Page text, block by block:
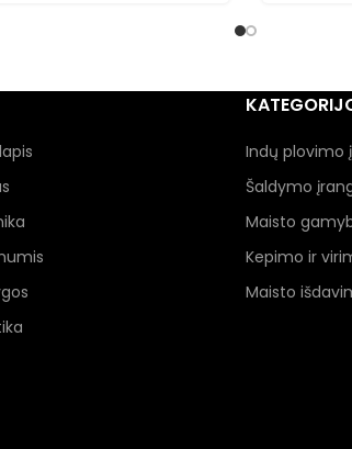
Indų plovimo
Šaldymo
Maisto
Kepimo ir
Maisto